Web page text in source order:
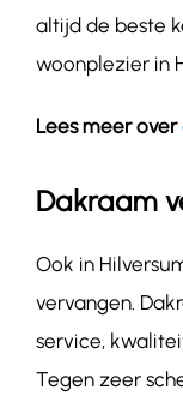
altijd de beste
woonplezier in
Lees meer over
Dakraam
Ook in
vervangen.
service,
Tegen zeer